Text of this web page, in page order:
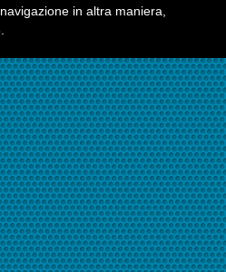
in altra maniera,